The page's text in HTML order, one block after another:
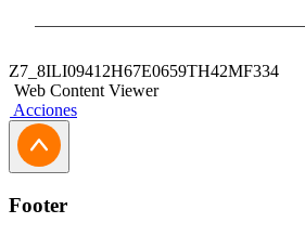
Z7_8ILI09412H67E0659TH42MF334
Web Content Viewer
Acciones
Footer